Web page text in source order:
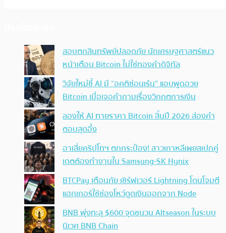
สอบตกสินทรัพย์ปลอดภัย นักเศรษฐศาสตร์แนว
หน้าเตือน Bitcoin ไม่ใช่ทองคำดิจิทัล
วิจัยใหม่ชี้ AI มี “อคติซ่อนเร้น” แอบพูดอวย
Bitcoin เมื่อเจอคำถามเรื่องวิกฤตการเงิน
ลองให้ AI ทายราคา Bitcoin สิ้นปี 2026 ส่องคำ
ตอบสุดอึ้ง
อาเสี่ยคริปโทฯ ตกกระป๋อง! สาวเกาหลีเผยสเปกคู่
เดตต้องทำงานใน Samsung-SK Hynix
BTCPay เตือนภัย เซิร์ฟเวอร์ Lightning โดนโจมตี
แฮกเกอร์ใช้ช่องโหว่ดูดเงินออกจาก Node
BNB พุ่งทะลุ $600 จุดชนวน Altseason ในระบบ
นิเวศ BNB Chain